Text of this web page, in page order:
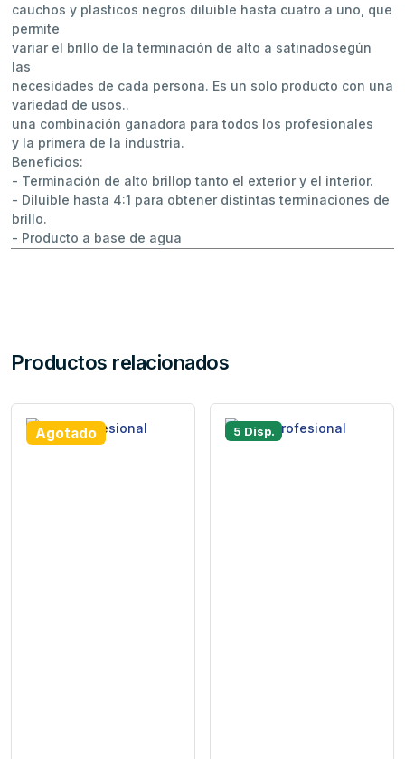
cauchos y plasticos negros diluible hasta cuatro a uno, que
permite
variar el brillo de la terminación de alto a satinadosegún
las
necesidades de cada persona. Es un solo producto con una
variedad de usos..
una combinación ganadora para todos los profesionales
y la primera de la industria.
Beneficios:
- Terminación de alto brillop tanto el exterior y el interior.
- Diluible hasta 4:1 para obtener distintas terminaciones de
brillo.
- Producto a base de agua
Productos relacionados
Agotado 5 Disp.